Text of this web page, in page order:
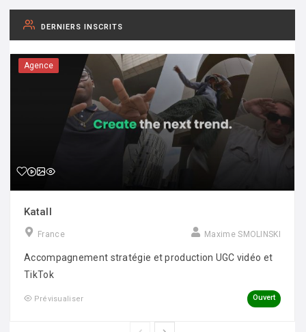
DERNIERS INSCRITS
Agence
Katall
France Maxime SMOLINSKI
Accompagnement stratégie et production UGC vidéo et
TikTok
Prévisualiser Ouvert